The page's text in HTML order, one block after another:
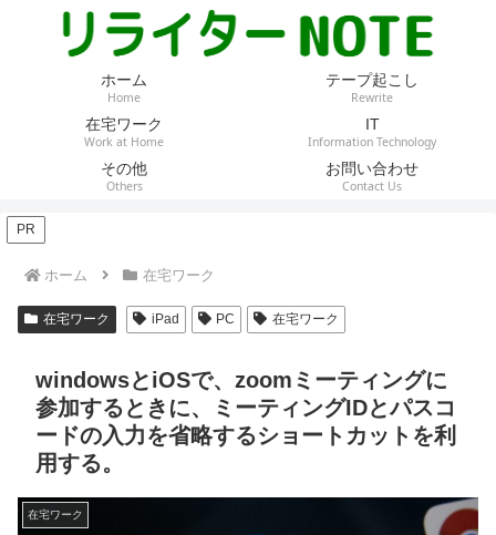
ホーム
Home
テープ起こし
Rewrite
在宅ワーク
Work at Home
IT
Information Technology
その他
Others
お問い合わせ
Contact Us
PR
ホーム 在宅ワーク
在宅ワーク iPad PC 在宅ワーク
windowsとiOSで、zoomミーティングに
参加するときに、ミーティングIDとパスコ
ードの入力を省略するショートカットを利
用する。
在宅ワーク